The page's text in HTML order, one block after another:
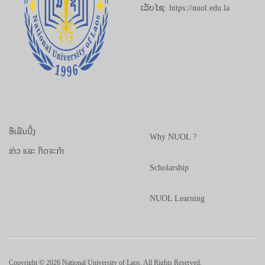
ເວັບໄຊ: https://nuol.edu.la
ອີເລີນນີ້ງ
ຂ່າວ ແລະ ກິດຈະກຳ
Why NUOL ?
Scholarship
NUOL Learning
Copyright © 2026 National University of Laos. All Rights Reserved.